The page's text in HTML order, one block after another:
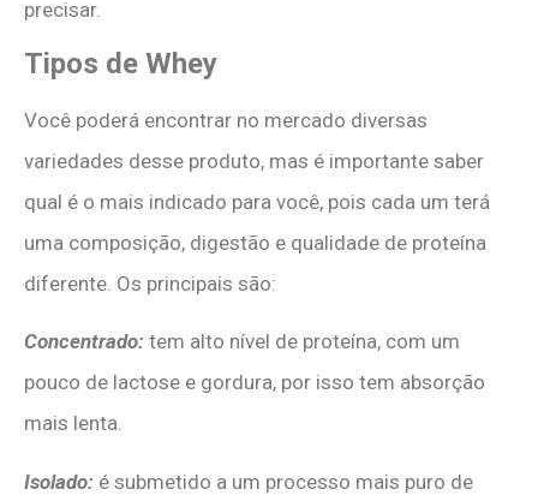
precisar.
Tipos de Whey
Você poderá encontrar no mercado diversas
variedades desse produto, mas é importante saber
qual é o mais indicado para você, pois cada um terá
uma composição, digestão e qualidade de proteína
diferente. Os principais são:
Concentrado: tem alto nível de proteína, com um
pouco de lactose e gordura, por isso tem absorção
mais lenta.
Isolado: é submetido a um processo mais puro de